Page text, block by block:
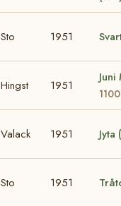
Sto 1951
Hingst 1951
1100
Valack 1951 Jyta
Sto 1951